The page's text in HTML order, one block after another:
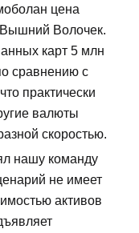
цена
Волочек.
карт 5 млн
сравнению с
практически
валюты
скоростью.
нашу команду
не имеет
активов